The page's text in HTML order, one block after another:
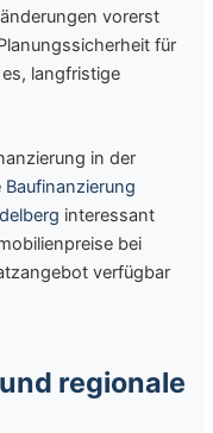
vorerst
für
langfristige
in der
Baufinanzierung
interessant
bei
verfügbar
regionale